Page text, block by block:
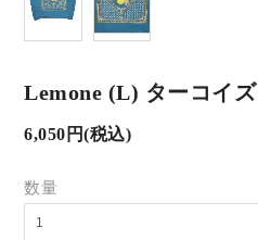
Lemone (L) ターコイズ
6,050円(税込)
数量